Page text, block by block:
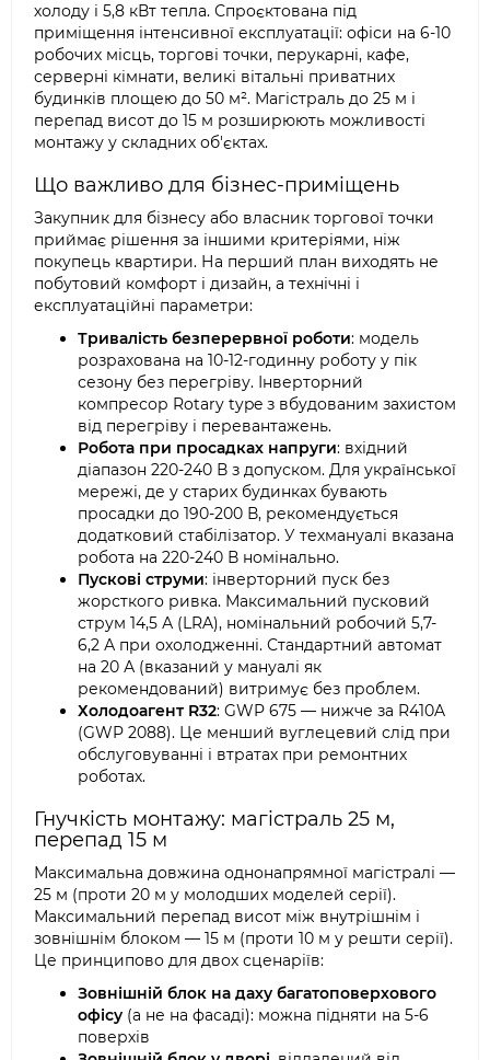
холоду і 5,8 кВт тепла. Спроєктована під
приміщення інтенсивної експлуатації: офіси на 6-10
робочих місць, торгові точки, перукарні, кафе,
серверні кімнати, великі вітальні приватних
будинків площею до 50 м². Магістраль до 25 м і
перепад висот до 15 м розширюють можливості
монтажу у складних об'єктах.
Що важливо для бізнес-приміщень
Закупник для бізнесу або власник торгової точки
приймає рішення за іншими критеріями, ніж
покупець квартири. На перший план виходять не
побутовий комфорт і дизайн, а технічні і
експлуатаційні параметри:
Тривалість безперервної роботи: модель
розрахована на 10-12-годинну роботу у пік
сезону без перегріву. Інверторний
компресор Rotary type з вбудованим захистом
від перегріву і перевантажень.
Робота при просадках напруги: вхідний
діапазон 220-240 В з допуском. Для української
мережі, де у старих будинках бувають
просадки до 190-200 В, рекомендується
додатковий стабілізатор. У техмануалі вказана
робота на 220-240 В номінально.
Пускові струми: інверторний пуск без
жорсткого ривка. Максимальний пусковий
струм 14,5 А (LRA), номінальний робочий 5,7-
6,2 А при охолодженні. Стандартний автомат
на 20 А (вказаний у мануалі як
рекомендований) витримує без проблем.
Холодоагент R32: GWP 675 — нижче за R410A
(GWP 2088). Це менший вуглецевий слід при
обслуговуванні і втратах при ремонтних
роботах.
Гнучкість монтажу: магістраль 25 м,
перепад 15 м
Максимальна довжина однонапрямної магістралі —
25 м (проти 20 м у молодших моделей серії).
Максимальний перепад висот між внутрішнім і
зовнішнім блоком — 15 м (проти 10 м у решти серії).
Це принципово для двох сценаріїв:
Зовнішній блок на даху багатоповерхового
офісу (а не на фасаді): можна підняти на 5-6
поверхів